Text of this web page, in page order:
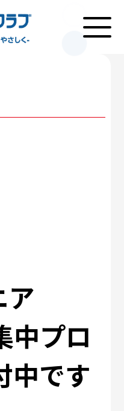
ア
中プロ
中です